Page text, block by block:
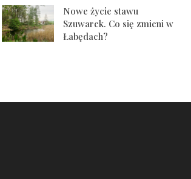
Nowe życie stawu
Szuwarek. Co się zmieni w
Łabędach?